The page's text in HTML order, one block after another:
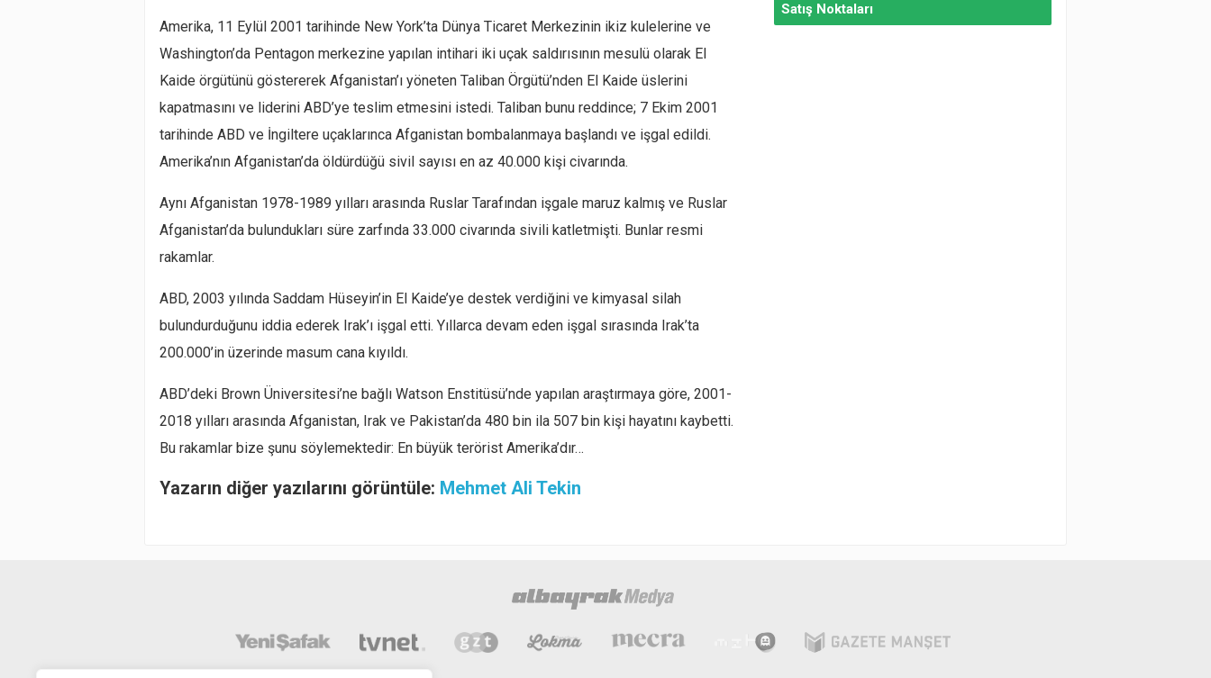
Amerika, 11 Eylül 2001 tarihinde New York’ta Dünya Ticaret Merkezinin ikiz kulelerine ve
Washington’da Pentagon merkezine yapılan intihari iki uçak saldırısının mesulü olarak El
Kaide örgütünü göstererek Afganistan’ı yöneten Taliban Örgütü’nden El Kaide üslerini
kapatmasını ve liderini ABD’ye teslim etmesini istedi. Taliban bunu reddince; 7 Ekim 2001
tarihinde ABD ve İngiltere uçaklarınca Afganistan bombalanmaya başlandı ve işgal edildi.
Amerika’nın Afganistan’da öldürdüğü sivil sayısı en az 40.000 kişi civarında.
Aynı Afganistan 1978-1989 yılları arasında Ruslar Tarafından işgale maruz kalmış ve Ruslar
Afganistan’da bulundukları süre zarfında 33.000 civarında sivili katletmişti. Bunlar resmi
rakamlar.
ABD, 2003 yılında Saddam Hüseyin’in El Kaide’ye destek verdiğini ve kimyasal silah
bulundurduğunu iddia ederek Irak’ı işgal etti. Yıllarca devam eden işgal sırasında Irak’ta
200.000’in üzerinde masum cana kıyıldı.
ABD’deki Brown Üniversitesi’ne bağlı Watson Enstitüsü’nde yapılan araştırmaya göre, 2001-
2018 yılları arasında Afganistan, Irak ve Pakistan’da 480 bin ila 507 bin kişi hayatını kaybetti.
Bu rakamlar bize şunu söylemektedir: En büyük terörist Amerika’dır…
Yazarın diğer yazılarını görüntüle: Mehmet Ali Tekin
Satış Noktaları